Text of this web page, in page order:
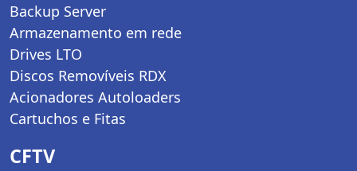
Backup Server
Armazenamento em rede
Drives LTO
Discos Removíveis RDX
Acionadores Autoloaders
Cartuchos e Fitas
CFTV